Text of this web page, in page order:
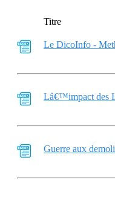
Titre
Le DicoInfo -
Lâ€™impact des
Guerre aux